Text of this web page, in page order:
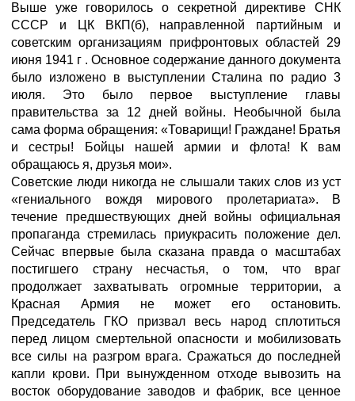
Выше уже говорилось о секретной директиве СНК
СССР и ЦК ВКП(б), направленной партийным и
советским организациям прифронтовых областей 29
июня 1941 г . Основное содержание данного документа
было изложено в выступлении Сталина по радио 3
июля. Это было первое выступление главы
правительства за 12 дней войны. Необычной была
сама форма обращения: «Товарищи! Граждане! Братья
и сестры! Бойцы нашей армии и флота! К вам
обращаюсь я, друзья мои».
Советские люди никогда не слышали таких слов из уст
«гениального вождя мирового пролетариата». В
течение предшествующих дней войны официальная
пропаганда стремилась приукрасить положение дел.
Сейчас впервые была сказана правда о масштабах
постигшего страну несчастья, о том, что враг
продолжает захватывать огромные территории, а
Красная Армия не может его остановить.
Председатель ГКО призвал весь народ сплотиться
перед лицом смертельной опасности и мобилизовать
все силы на разгром врага. Сражаться до последней
капли крови. При вынужденном отходе вывозить на
восток оборудование заводов и фабрик, все ценное